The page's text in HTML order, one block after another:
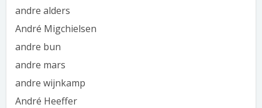
andre alders
André Migchielsen
andre bun
andre mars
andre wijnkamp
André Heeffer